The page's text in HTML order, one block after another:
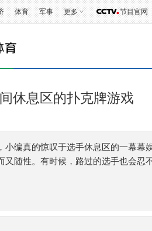
体育 军事 更多 节目官网
休息区的扑克牌游戏
小编真的惊叹于选手休息区的一幕
又随性。有时候，路过的选手也会